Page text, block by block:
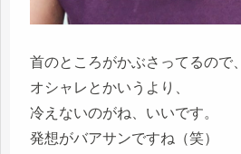
首のところがかぶさってるので、
オシャレとかいうより、
冷えないのがね、いいです。
発想がバアサンですね（笑）